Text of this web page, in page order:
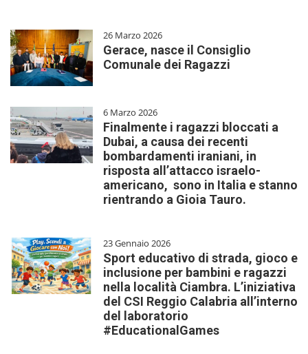
26 Marzo 2026
Gerace, nasce il Consiglio
Comunale dei Ragazzi
6 Marzo 2026
Finalmente i ragazzi bloccati a
Dubai, a causa dei recenti
bombardamenti iraniani, in
risposta all’attacco israelo-
americano, sono in Italia e stanno
rientrando a Gioia Tauro.
23 Gennaio 2026
Sport educativo di strada, gioco e
inclusione per bambini e ragazzi
nella località Ciambra. L’iniziativa
del CSI Reggio Calabria all’interno
del laboratorio
#EducationalGames